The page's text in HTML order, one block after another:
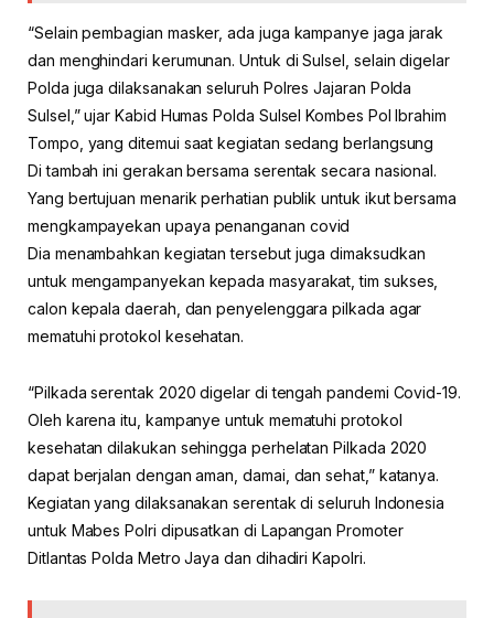
“Selain pembagian masker, ada juga kampanye jaga jarak
dan menghindari kerumunan. Untuk di Sulsel, selain digelar
Polda juga dilaksanakan seluruh Polres Jajaran Polda
Sulsel,” ujar Kabid Humas Polda Sulsel Kombes Pol Ibrahim
Tompo, yang ditemui saat kegiatan sedang berlangsung
Di tambah ini gerakan bersama serentak secara nasional.
Yang bertujuan menarik perhatian publik untuk ikut bersama
mengkampayekan upaya penanganan covid
Dia menambahkan kegiatan tersebut juga dimaksudkan
untuk mengampanyekan kepada masyarakat, tim sukses,
calon kepala daerah, dan penyelenggara pilkada agar
mematuhi protokol kesehatan.
“Pilkada serentak 2020 digelar di tengah pandemi Covid-19.
Oleh karena itu, kampanye untuk mematuhi protokol
kesehatan dilakukan sehingga perhelatan Pilkada 2020
dapat berjalan dengan aman, damai, dan sehat,” katanya.
Kegiatan yang dilaksanakan serentak di seluruh Indonesia
untuk Mabes Polri dipusatkan di Lapangan Promoter
Ditlantas Polda Metro Jaya dan dihadiri Kapolri.